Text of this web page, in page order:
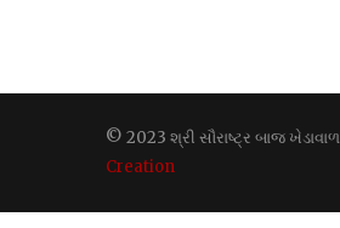
© 2023 શ્રી સૌરાષ્ટ્ર બાજ
Creation